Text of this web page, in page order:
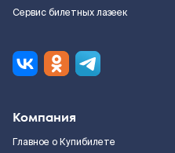
Сервис билетных лазеек
Компания
Главное о Купибилете